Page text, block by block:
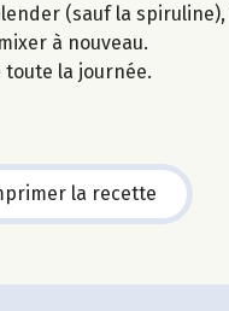
(sauf la
à nouveau.
toute la journée.
la recette